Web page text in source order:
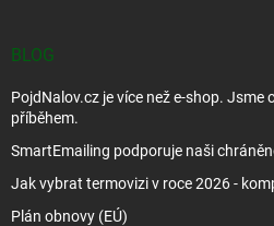
BLOG
PojdNalov.cz je více než e-shop.
příběhem.
SmartEmailing podporuje naši
Jak vybrat termovizi v roce 2026 -
Plán obnovy (EÚ)